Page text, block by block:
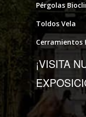
Pérgolas
Toldos Vela
Cerramientos
¡VISITA